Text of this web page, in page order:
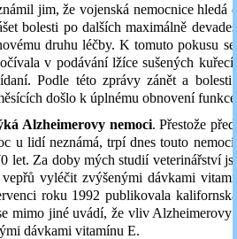
jim, že vojenská nemocnice hledá
bolesti po dalších maximálně
druhu léčby. K tomuto pokusu
v podávání lžíce sušených
Podle této zprávy zánět a
došlo k úplnému obnovení
Alzheimerovy nemoci. Přestože
u lidí neznámá, trpí dnes touto
let. Za doby mých studií veterinářství
vyléčit zvýšenými dávkami
roku 1992 publikovala
mimo jiné uvádí, že vliv
dávkami vitamínu E.